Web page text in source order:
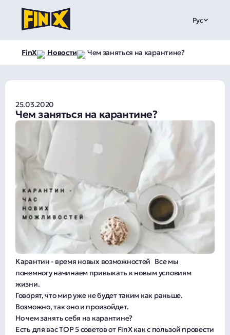
Рус
FinX Новости Чем заняться на карантине?
25.03.2020
Чем заняться на карантине?
Карантин - время новых возможностей Все мы
понемногу начинаем привыкать к новым условиям
жизни.
Говорят, что мир уже не будет таким как раньше.
Возможно, так оно и произойдет.
Но чем занять себя на карантине?
Есть для вас ТОР 5 советов от FinX как с пользой провести